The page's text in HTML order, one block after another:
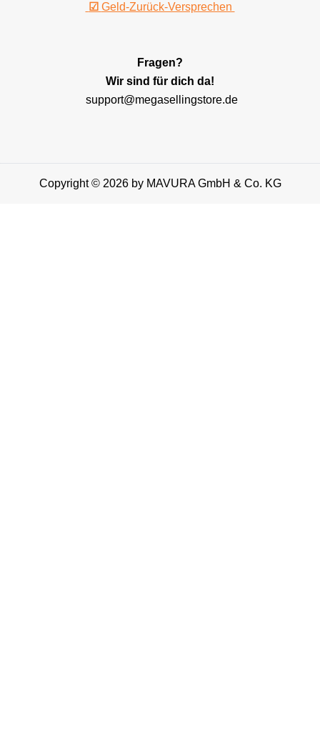
☑ Geld-Zurück-Versprechen
Fragen?
Wir sind für dich da!
support@megasellingstore.de
Copyright © 2026 by MAVURA GmbH & Co. KG